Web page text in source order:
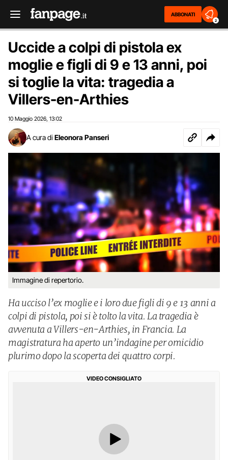
ABBONATI
2
Uccide a colpi di pistola ex
moglie e figli di 9 e 13 anni, poi
si toglie la vita: tragedia a
Villers-en-Arthies
10 Maggio 2026 13:02
A cura di Eleonora Panseri
Immagine di repertorio.
Ha ucciso l’ex moglie e i loro due figli di 9 e 13 anni a
colpi di pistola, poi si è tolto la vita. La tragedia è
avvenuta a Villers-en-Arthies, in Francia. La
magistratura ha aperto un’indagine per omicidio
plurimo dopo la scoperta dei quattro corpi.
VIDEO CONSIGLIATO